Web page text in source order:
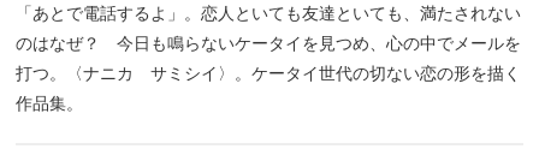
「あとで電話するよ」。恋人といても友達といても、満たされない
のはなぜ？ 今日も鳴らないケータイを見つめ、心の中でメールを
打つ。〈ナニカ サミシイ〉。ケータイ世代の切ない恋の形を描く
作品集。